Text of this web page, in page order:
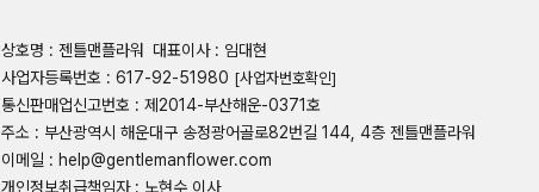
상호명 : 젠틀맨플라워 대표이사 : 임대현
사업자등록번호 : 617-92-51980 [사업자번호확인]
통신판매업신고번호 : 제2014-부산해운-0371호
주소 : 부산광역시 해운대구 송정광어골로82번길 144, 4층 젠틀맨플라워
이메일 : help@gentlemanflower.com
개인정보취급책임자 : 노현수 이사